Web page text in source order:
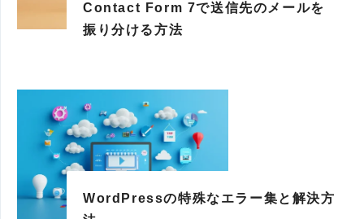
Contact Form 7で送信先のメールを
振り分ける方法
WordPressの特殊なエラー集と解決方